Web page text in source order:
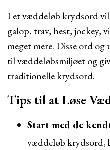
I et væddeløb krydsord
galop, trav, hest, jockey,
meget mere. Disse ord
til væddeløbsmiljøet og
traditionelle krydsord.
Tips til at Løse
Start med de
væddeløb krydsord,